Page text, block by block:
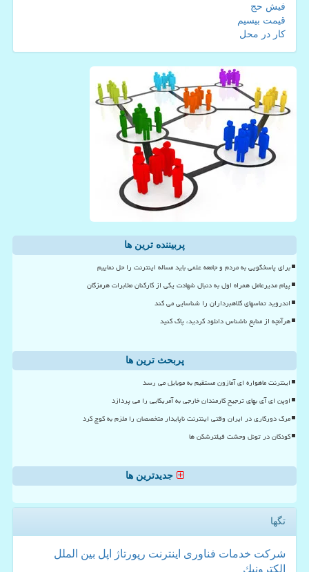
فیش حج
قیمت بیسیم
کار در محل
پربیننده ترین ها
برای پاسخگویی به مردم و جامعه علمی باید مساله اینترنت را حل نماییم
پیام مدیرعامل همراه اول به دنبال شهادت یکی از کارکنان مخابرات هرمزگان
اندروید تماسهای کلاهبرداران را شناسایی می کند
هرآنچه از منابع ناشناس دانلود کردید، پاک کنید
پربحث ترین ها
اینترنت ماهواره ای آمازون مستقیم به موبایل می رسد
اوپن ای آی بهای ترجیح کارمندان خارجی به آمریکایی را می پردازد
مرگ دورکاری در ایران وقتی اینترنت ناپایدار متخصصان را ملزم به کوچ کرد
کودکان در تونل وحشت فیلترشکن ها
جدیدترین ها
تگها
شركت خدمات فناوری اینترنت رپورتاژ اپل بین الملل
الكترونیك